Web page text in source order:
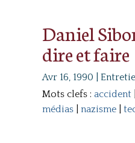
Daniel
dire et faire
Avr 16, 1990
Mots clefs : accident|
médias| nazisme|